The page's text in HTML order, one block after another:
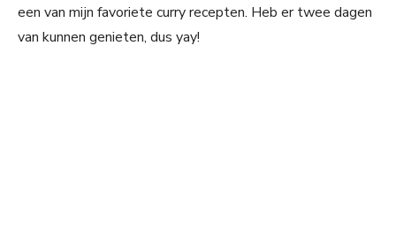
een van mijn favoriete curry recepten. Heb er twee dagen
van kunnen genieten, dus yay!